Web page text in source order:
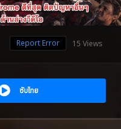
15 Views
Report Error
ซับไทย